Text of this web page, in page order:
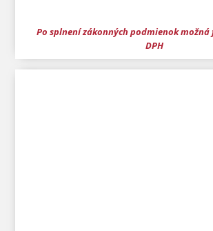
Po splnení zákonných podmienok
DPH